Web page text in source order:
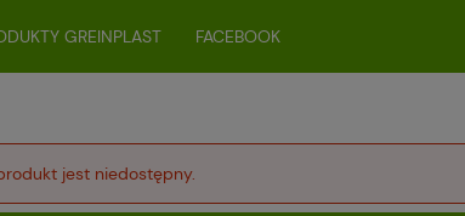
GREINPLAST FACEBOOK
jest niedostępny.